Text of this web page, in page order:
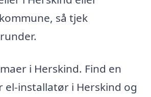
så tjek
i Herskind. Find en
el-installatør i Herskind og